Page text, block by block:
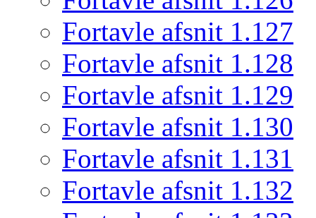
Fortavle afsnit 1.127
Fortavle afsnit 1.128
Fortavle afsnit 1.129
Fortavle afsnit 1.130
Fortavle afsnit 1.131
Fortavle afsnit 1.132